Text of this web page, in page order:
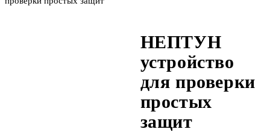
НЕПТУН
устройство
для проверки
простых
защит